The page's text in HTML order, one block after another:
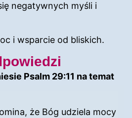
negatywnych myśli i
i wsparcie od bliskich.
Psalm 29:11 na temat
że Bóg udziela mocy